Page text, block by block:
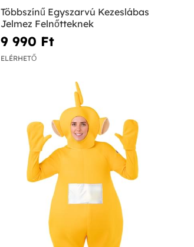
Többszínű Egyszarvú Kezeslábas
Jelmez Felnőtteknek
9 990 Ft‎
ELÉRHETŐ